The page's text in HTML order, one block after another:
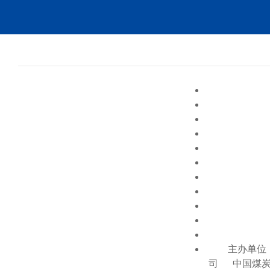
主办单位
司 中国煤